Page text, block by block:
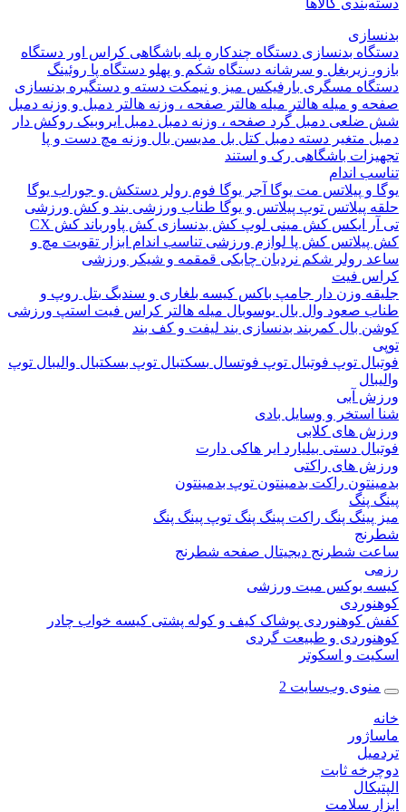
کالاها
بدنسازیدستگاه چندکارهپله باشگاهیکراس اوردستگاه
زیربغل و سرشانه دستگاه شکم و پهلودستگاه پاروئینگ
مسگریبارفیکسمیز و نیمکتدسته و دستگیره بدنسازی
و میله هالتر میله هالتر صفحه ، وزنه هالتر دمبل و وزنه دمبل
دمبل گرد صفحه ، وزنه دمبل دمبل ایروبیک روکش دار
متغیردسته دمبل کتل بلمدیسن بالوزنه مچ دست و پا
باشگاهیرک و استند
اندام
و پیلاتسمت یوگاآجر یوگا فوم رولر دستکش و جوراب یوگا
پیلاتستوپ پیلاتس و یوگاطناب ورزشی بند و کش ورزشی
ایکس کش مینی لوپ کش بدنسازیکش پاورباندکش CX
کش پالوازم ورزشی تناسب اندام ابزار تقویت مچ و
رولر شکم نردبان چابکیقمقمه و شیکر ورزشی
فیت
وزن دارجامپ باکسکیسه بلغاری و سندبگبتل روپ و
صعودوال بال بوسوبالمیله هالتر کراس فیت استپ ورزشی
بالکمربند بدنسازیبند لیفت و کف بند
توپ فوتبالتوپ فوتسالبسکتبالتوپ بسکتبالوالیبال توپ
آبی
و وسایل بادی
های کلابی
دستیبیلیاردایر هاکیدارت
های راکتی
راکت بدمینتونتوپ بدمینتون
پنگ
پنگراکت پینگ پنگتوپ پینگ پنگ
شطرنج دیجیتالصفحه شطرنج
بوکسمیت ورزشی
کوهنوردیپوشاککیف و کوله پشتیکیسه خوابچادر
و طبیعت گردی
و اسکوتر
وب‌سایت 2
ثابت
سلامت